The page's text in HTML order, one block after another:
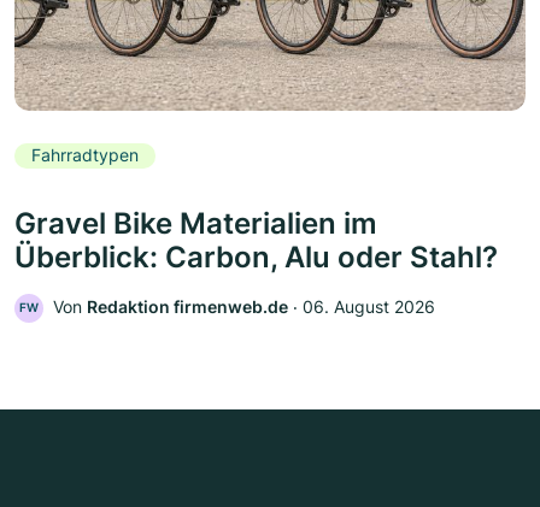
Fahrradtypen
Gravel Bike Materialien im
Überblick: Carbon, Alu oder Stahl?
FW Von Redaktion firmenweb.de ‧ 06. August 2026